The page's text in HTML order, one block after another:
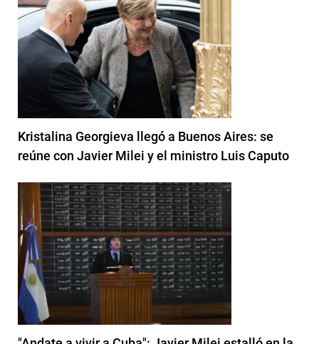
Kristalina Georgieva llegó a Buenos Aires: se
reúne con Javier Milei y el ministro Luis Caputo